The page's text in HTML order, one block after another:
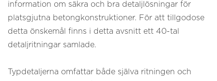
information om säkra och bra detaljlösningar för
platsgjutna betongkonstruktioner. För att tillgodose
detta önskemål finns i detta avsnitt ett 40-tal
detaljritningar samlade.
Typdetaljerna omfattar både själva ritningen och